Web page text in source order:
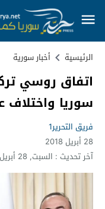
الرئيسية أخبار سورية
اتفاق روسي
سوريا واختلاف
فريق التحرير1
28 أبريل 2018
آخر تحديث : السبت, 28 أبريل, 2018 - 11:39 مساءً